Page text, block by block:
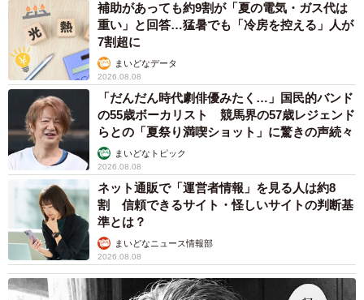
阪市天王寺区）の担当者によると、「楢崎さんをはじめ、
企画の方々の思いがこもった商品。しっかり売れるよう
に、果物屋さんをイメージできるくらい思い切ってレイア
ウトした」と今回のディスプレイに踏み切ったそう。
5/5
補助があっても約9割が「夏の電気・ガス代は
重い」と回答…猛暑でも「冷房を控える」人が
7割超に
まいどなデータ
2026.08.08
「だんだん時代劇俳優みたく…」国民的バンド
の55歳ボーカリスト 競馬界の57歳レジェンド
らとの「夏祭り満喫ショット」に驚きの声続々
まいどなトピック
2026.08.08
ネット通販で「運営者情報」を見る人は約8
割 信頼できるサイト・怪しいサイトの判断基
準とは？
まいどなニュース情報部
2026.08.08